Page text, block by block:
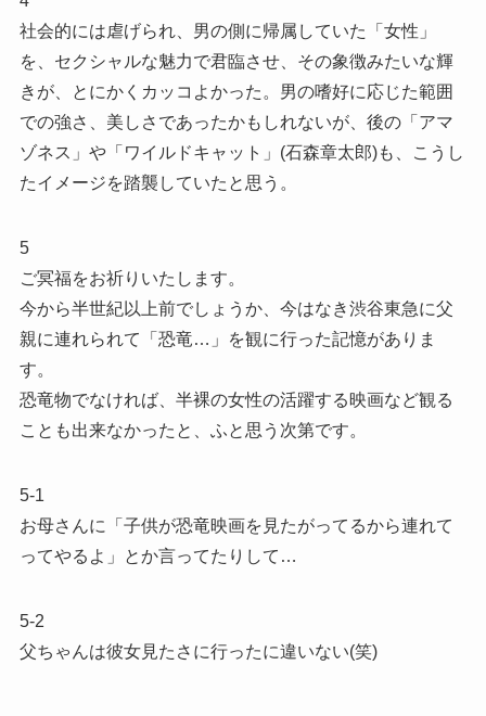
社会的には虐げられ、男の側に帰属していた「女性」
を、セクシャルな魅力で君臨させ、その象徴みたいな輝
きが、とにかくカッコよかった。男の嗜好に応じた範囲
での強さ、美しさであったかもしれないが、後の「アマ
ゾネス」や「ワイルドキャット」(石森章太郎)も、こうし
たイメージを踏襲していたと思う。
5
ご冥福をお祈りいたします。
今から半世紀以上前でしょうか、今はなき渋谷東急に父
親に連れられて「恐竜…」を観に行った記憶がありま
す。
恐竜物でなければ、半裸の女性の活躍する映画など観る
ことも出来なかったと、ふと思う次第です。
5-1
お母さんに「子供が恐竜映画を見たがってるから連れて
ってやるよ」とか言ってたりして…
5-2
父ちゃんは彼女見たさに行ったに違いない(笑)